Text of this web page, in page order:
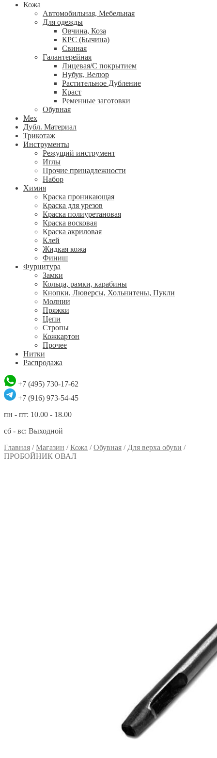
Кожа
Автомобильная, Мебельная
Для одежды
Овчина, Коза
КРС (Бычина)
Свиная
Галантерейная
Лицевая/С покрытием
Нубук, Велюр
Растительное Дубление
Краст
Ременные заготовки
Обувная
Мех
Дубл. Материал
Трикотаж
Инструменты
Режущий инструмент
Иглы
Прочие принадлежности
Набор
Химия
Краска проникающая
Краска для урезов
Краска полиуретановая
Краска восковая
Краска акриловая
Клей
Жидкая кожа
Финиш
Фурнитура
Замки
Кольца, рамки, карабины
Кнопки, Люверсы, Хольнитены, Пукли
Молнии
Пряжки
Цепи
Стропы
Кожкартон
Прочее
Нитки
Распродажа
+7 (495) 730-17-62
+7 (916) 973-54-45
пн - пт: 10.00 - 18.00
сб - вс: Выходной
Главная /Магазин /Кожа /Обувная / Для верха обуви /
ПРОБОЙНИК ОВАЛ